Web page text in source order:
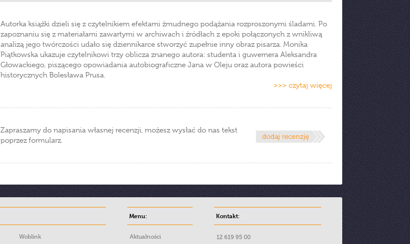
Autorka książki dzieli się z czytelnikiem efektami żmudnego podążania rozproszonymi śladami. Po
zapoznaniu się z materiałami zawartymi w archiwach i źródłach z epoki połączonych z wnikliwą
analizą jego twórczości udało się dziennikarce stworzyć zupełnie inny obraz pisarza. Monika
Piątkowska ukazuje czytelnikowi trzy oblicza znanego autora: studenta i guwernera Aleksandra
Głowackiego, piszącego opowiadania autobiograficzne Jana w Oleju oraz autora powieści
historycznych Bolesława Prusa.
>>> czytaj więcej
Zapraszamy do napisania własnej recenzji, możesz wysłać do nas tekst
poprzez formularz.
Woblink
Menu:
Aktualności
Kontakt:
12 619 95 00